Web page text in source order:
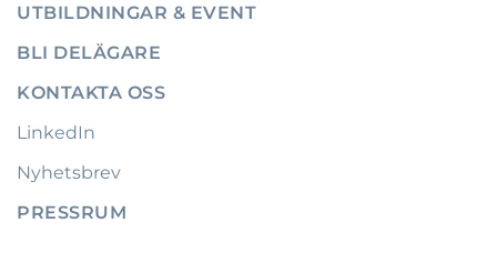
UTBILDNINGAR & EVENT
BLI DELÄGARE
KONTAKTA OSS
LinkedIn
Nyhetsbrev
PRESSRUM